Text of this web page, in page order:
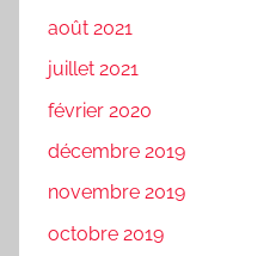
août 2021
juillet 2021
février 2020
décembre 2019
novembre 2019
octobre 2019